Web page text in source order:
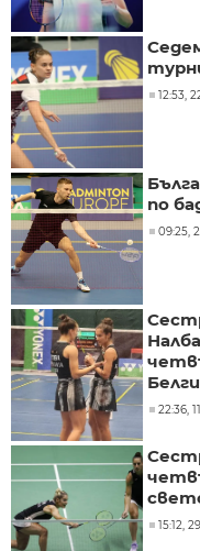
12:53,
по
09:25,
22:36,
15:12,